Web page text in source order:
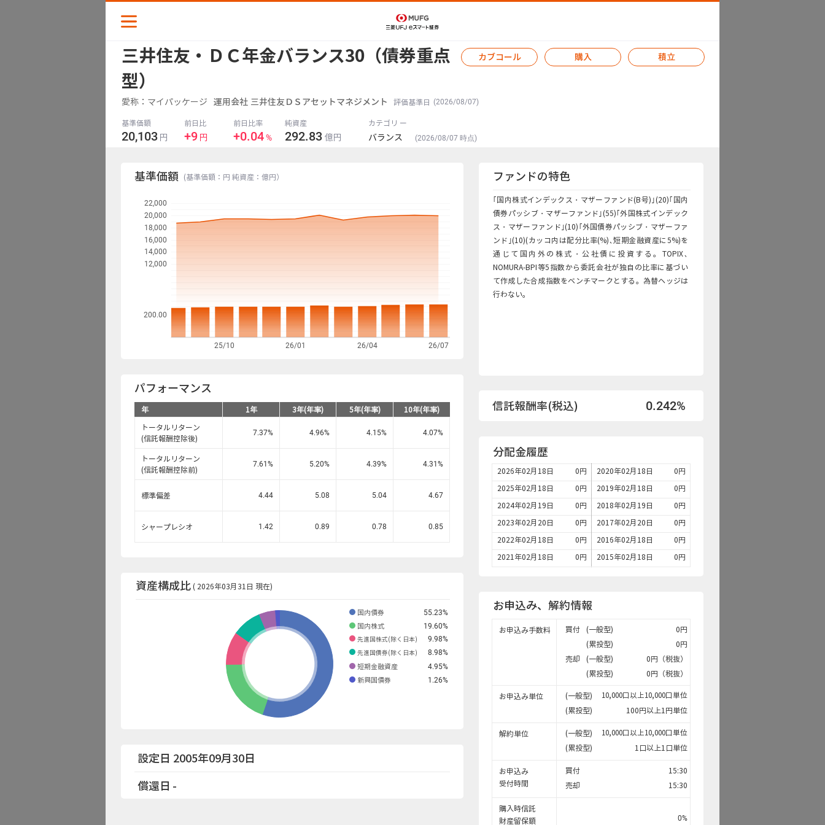
スナップショット
収益
分配金
ポートフォリオ
ファンド検索
三井住友・ＤＣ年金バランス30（債券重点
型）
カブコール 購入 積立
愛称：マイパッケージ 運用会社 三井住友ＤＳアセットマネジメント 評価基準日 (2026/08/07)
基準価額 前日比 前日比率 純資産 カテゴリ ー
20,103 円 +9 円 +0.04% 292.83 億円 バランス (2026/08/07 時点)
基準価額 (基準価額：円 純資産：億円）
200.00
25/10 26/01 26/04 26/07
12,000
14,000
16,000
18,000
20,000
22,000
パフォーマンス
年 1年 3年(年率) 5年(年率) 10年(年率)
トータルリターン
(信託報酬控除後)
7.37% 4.96% 4.15% 4.07%
トータルリターン
(信託報酬控除前)
7.61 % 5.20% 4.39% 4.31 %
標準偏差 4.44 5.08 5.04 4.67
シャープレシオ 1.42 0.89 0.78 0.85
資産構成比 ( 2026年03月31日 現在)
国内債券 55.23%
国内株式 19.60%
先進国株式(除く日本) 9.98%
先進国債券(除く日本) 8.98%
短期金融資産 4.95%
新興国債券 1.26%
設定日 2005年09月30日
償還日 -
ファンドの特色
｢国内株式インデックス・マザーファンド(B号)｣(20)｢国内
債券パッシブ・マザーファンド｣(55)｢外国株式インデック
ス・マザーファンド｣(10)｢外国債券パッシブ・マザーファ
ンド｣(10)(カッコ内は配分比率(%)､短期金融資産に5%)を
通じて国内外の株式・公社債に投資する。TOPIX､
NOMURA-BPI等5指数から委託会社が独自の比率に基づい
て作成した合成指数をベンチマークとする。為替ヘッジは
行わない。
信託報酬率(税込) 0.242%
分配金履歴
2026年02月18日 0円
2025年02月18日 0円
2024年02月19日 0円
2023年02月20日 0円
2022年02月18日 0円
2021年02月18日 0円
2020年02月18日 0円
2019年02月18日 0円
2018年02月19日 0円
2017年02月20日 0円
2016年02月18日 0円
2015年02月18日 0円
お申込み、解約情報
お申込み手数料 買付 (一般型)
0円
(累投型)
0円
売却
(一般型)
0円（税抜）
(累投型)
0円（税抜）
お申込み単位 (一般型) 10,000口以上10,000口単位
(累投型) 100円以上1円単位
解約単位 (一般型) 10,000口以上10,000口単位
(累投型) 1口以上1口単位
お申込み
受付時間
買付
15:30
売却
15:30
購入時信託
財産留保額
0%